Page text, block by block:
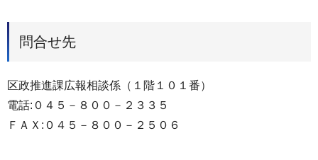
問合せ先
区政推進課広報相談係（１階１０１番）
電話:０４５－８００－２３３５
ＦＡＸ:０４５－８００－２５０６